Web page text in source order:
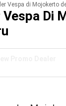
Vespa di Mojokerto
Di